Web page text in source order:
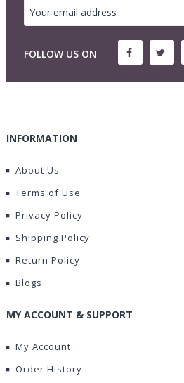
FOLLOW US ON
INFORMATION
About Us
Terms of Use
Privacy Policy
Shipping Policy
Return Policy
Blogs
MY ACCOUNT & SUPPORT
My Account
Order History